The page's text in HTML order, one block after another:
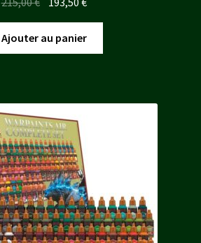
prix
initial
était :
prix
actuel
est :
Ajouter au panier